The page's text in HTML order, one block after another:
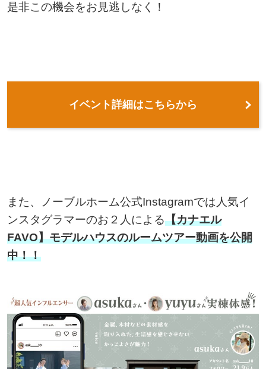
是非この機会をお見逃しなく！
イベント詳細はこちらから
また、ノーブルホーム公式Instagramでは人気イ
ンスタグラマーのお２人による【カナエル
FAVO】モデルハウスのルームツアー動画を公開
中！！